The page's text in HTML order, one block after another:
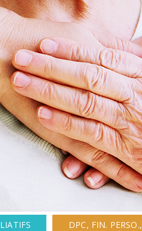
DPC, FIN. PERSO.,